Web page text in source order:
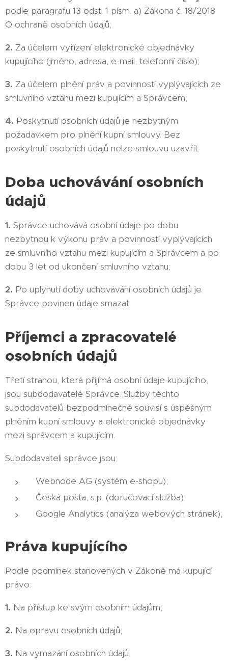
podle paragrafu 13 odst. 1 písm. a) Zákona č. 18/2018
O ochraně osobních údajů;
2. Za účelem vyřízení elektronické objednávky
kupujícího (jméno, adresa, e-mail, telefonní číslo);
3. Za účelem plnění práv a povinností vyplývajících ze
smluvního vztahu mezi kupujícím a Správcem;
4. Poskytnutí osobních údajů je nezbytným
požadavkem pro plnění kupní smlouvy. Bez
poskytnutí osobních údajů nelze smlouvu uzavřít.
Doba uchovávání osobních
údajů
1. Správce uchovává osobní údaje po dobu
nezbytnou k výkonu práv a povinností vyplývajících
ze smluvního vztahu mezi kupujícím a Správcem a po
dobu 3 let od ukončení smluvního vztahu;
2. Po uplynutí doby uchovávání osobních údajů je
Správce povinen údaje smazat.
Příjemci a zpracovatelé
osobních údajů
Třetí stranou, která přijímá osobní údaje kupujícího,
jsou subdodavatelé Správce. Služby těchto
subdodavatelů bezpodmínečně souvisí s úspěšným
plněním kupní smlouvy a elektronické objednávky
mezi správcem a kupujícím.
Subdodavateli správce jsou:
Webnode AG (systém e-shopu);
Česká pošta, s.p. (doručovací služba);
Google Analytics (analýza webových stránek);
Práva kupujícího
Podle podmínek stanovených v Zákoně má kupující
právo:
1. Na přístup ke svým osobním údajům;
2. Na opravu osobních údajů;
3. Na vymazání osobních údajů;